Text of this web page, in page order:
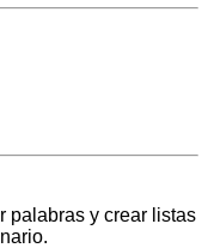
palabras y crear listas